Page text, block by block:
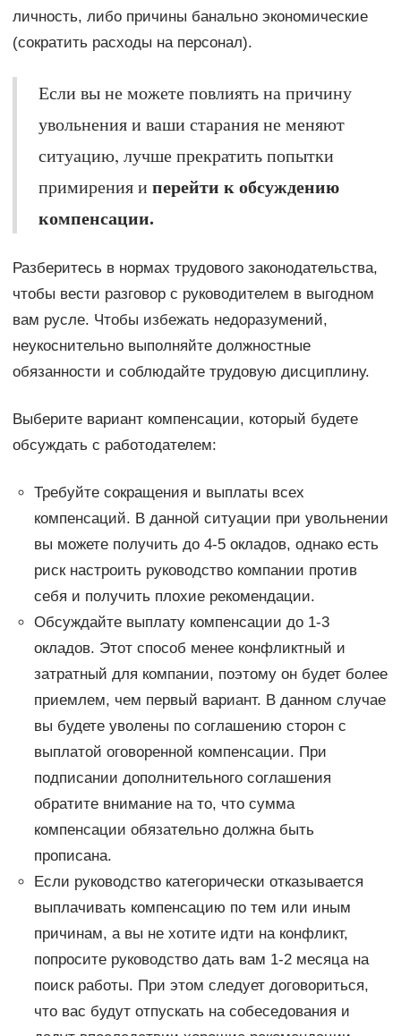
личность, либо причины банально экономические
(сократить расходы на персонал).
Если вы не можете повлиять на причину
увольнения и ваши старания не меняют
ситуацию, лучше прекратить попытки
примирения и перейти к обсуждению
компенсации.
Разберитесь в нормах трудового законодательства,
чтобы вести разговор с руководителем в выгодном
вам русле. Чтобы избежать недоразумений,
неукоснительно выполняйте должностные
обязанности и соблюдайте трудовую дисциплину.
Выберите вариант компенсации, который будете
обсуждать с работодателем:
Требуйте сокращения и выплаты всех
компенсаций. В данной ситуации при увольнении
вы можете получить до 4-5 окладов, однако есть
риск настроить руководство компании против
себя и получить плохие рекомендации.
Обсуждайте выплату компенсации до 1-3
окладов. Этот способ менее конфликтный и
затратный для компании, поэтому он будет более
приемлем, чем первый вариант. В данном случае
вы будете уволены по соглашению сторон с
выплатой оговоренной компенсации. При
подписании дополнительного соглашения
обратите внимание на то, что сумма
компенсации обязательно должна быть
прописана.
Если руководство категорически отказывается
выплачивать компенсацию по тем или иным
причинам, а вы не хотите идти на конфликт,
попросите руководство дать вам 1-2 месяца на
поиск работы. При этом следует договориться,
что вас будут отпускать на собеседования и